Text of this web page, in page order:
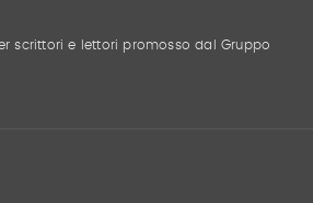
scrittori e lettori promosso dal Gruppo